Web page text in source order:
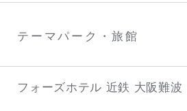
テーマパーク・旅館
フォーズホテル 近鉄 大阪難波